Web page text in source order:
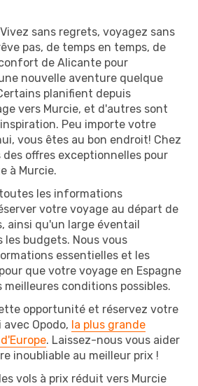
sans regrets, voyagez sans
pas, de temps en temps, de
de Alicante pour
nouvelle aventure quelque
planifient depuis
vers Murcie, et d'autres sont
Peu importe votre
vous êtes au bon endroit! Chez
des offres exceptionnelles pour
à Murcie.
les informations
votre voyage au départ de
ainsi qu'un large éventail
les budgets. Nous vous
essentielles et les
que votre voyage en Espagne
meilleures conditions possibles.
opportunité et réservez votre
Opodo, la plus grande
. Laissez-nous vous aider
inoubliable au meilleur prix !
vols à prix réduit vers Murcie